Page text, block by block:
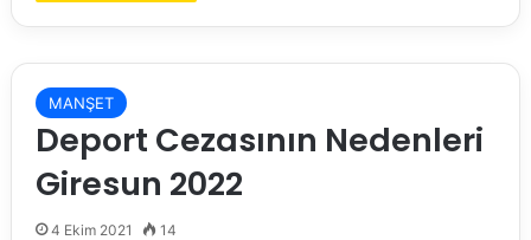
MANŞET
Deport Cezasının Nedenleri
Giresun 2022
4 Ekim 2021 14